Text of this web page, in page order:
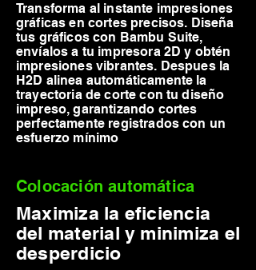
Transforma al instante impresiones
gráficas en cortes precisos. Diseña
tus gráficos con Bambu Suite,
envíalos a tu impresora 2D y obtén
impresiones vibrantes. Despues la
H2D alinea automáticamente la
trayectoria de corte con tu diseño
impreso, garantizando cortes
perfectamente registrados con un
esfuerzo mínimo
Colocación automática
Maximiza la eficiencia
del material y minimiza el
desperdicio